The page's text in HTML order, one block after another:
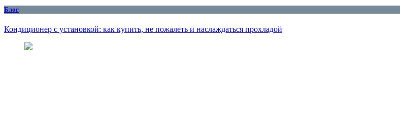
Блог
Кондиционер с установкой: как купить, не пожалеть и наслаждаться прохладой